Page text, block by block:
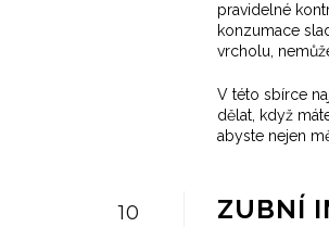
pravidelné
konzumace
vrcholu,
V této sbírce
dělat, když
abyste nejen
10
ZUBNÍ